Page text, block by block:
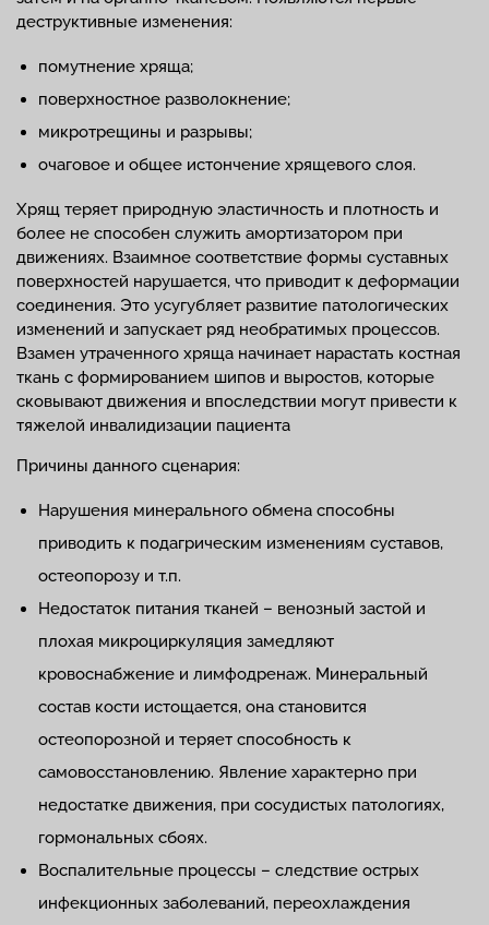
деструктивные изменения:
помутнение хряща;
поверхностное разволокнение;
микротрещины и разрывы;
очаговое и общее истончение хрящевого слоя.
Хрящ теряет природную эластичность и плотность и
более не способен служить амортизатором при
движениях. Взаимное соответствие формы суставных
поверхностей нарушается, что приводит к деформации
соединения. Это усугубляет развитие патологических
изменений и запускает ряд необратимых процессов.
Взамен утраченного хряща начинает нарастать костная
ткань с формированием шипов и выростов, которые
сковывают движения и впоследствии могут привести к
тяжелой инвалидизации пациента
Причины данного сценария:
Нарушения минерального обмена способны
приводить к подагрическим изменениям суставов,
остеопорозу и т.п.
Недостаток питания тканей – венозный застой и
плохая микроциркуляция замедляют
кровоснабжение и лимфодренаж. Минеральный
состав кости истощается, она становится
остеопорозной и теряет способность к
самовосстановлению. Явление характерно при
недостатке движения, при сосудистых патологиях,
гормональных сбоях.
Воспалительные процессы – следствие острых
инфекционных заболеваний, переохлаждения